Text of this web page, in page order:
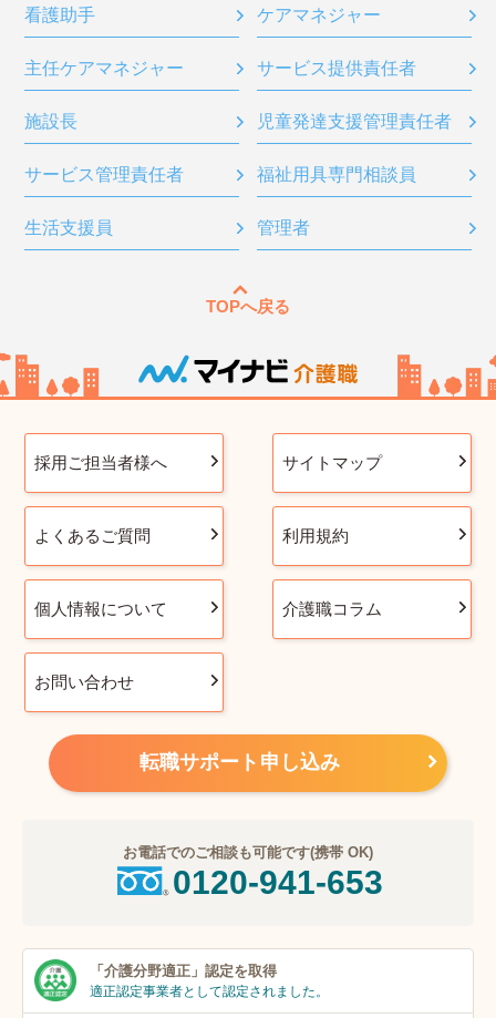
看護助手 ケアマネジャー
主任ケアマネジャー サービス提供責任者
施設長 児童発達支援管理責任者
サービス管理責任者 福祉用具専門相談員
生活支援員 管理者
TOPへ戻る
採用ご担当者様へ サイトマップ
よくあるご質問 利用規約
個人情報について 介護職コラム
お問い合わせ
転職サポート申し込み
お電話でのご相談も可能です(携帯 OK)
0120-941-653
「介護分野適正」 認定を取得
適正認定事業者として認定されました。